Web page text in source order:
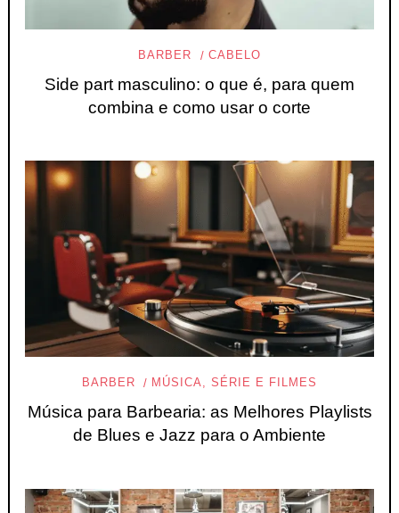
BARBER CABELO
Side part masculino: o que é, para quem
combina e como usar o corte
BARBER MÚSICA, SÉRIE E FILMES
Música para Barbearia: as Melhores Playlists
de Blues e Jazz para o Ambiente